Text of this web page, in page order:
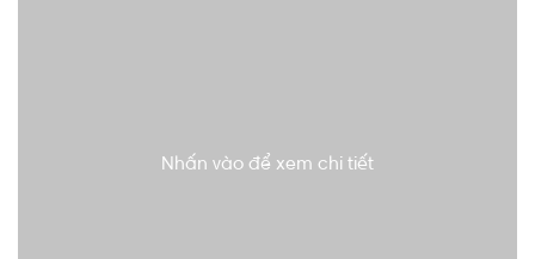
Nhấn vào để xem chi tiết